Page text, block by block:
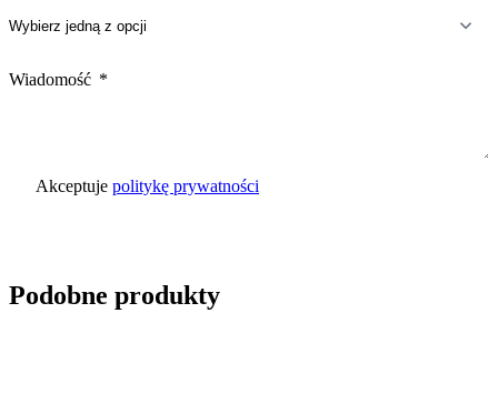
Wiadomość
Akceptuje politykę prywatności
Podobne produkty